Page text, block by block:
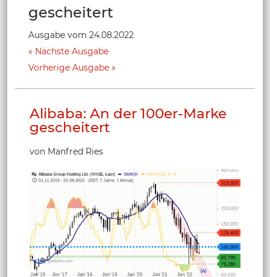
gescheitert
Ausgabe vom 24.08.2022
Nächste Ausgabe
Vorherige Ausgabe
Alibaba: An der 100er-Marke
gescheitert
von Manfred Ries